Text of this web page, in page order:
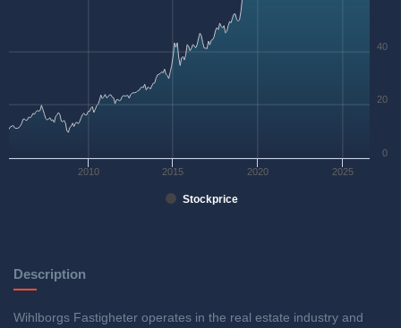
Stockprice
2010 2015 2020 2025
0
20
40
Description
Wihlborgs Fastigheter operates in the real estate industry and